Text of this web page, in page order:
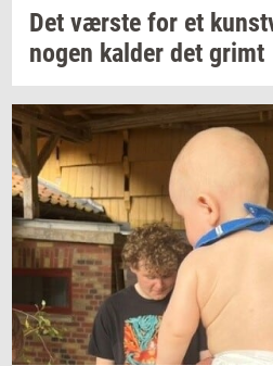
Det vær­ste for et
nogen kal­der det grimt